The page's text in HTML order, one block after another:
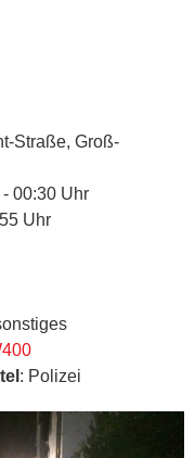
Straße, Groß-
00:30 Uhr
Uhr
: Polizei